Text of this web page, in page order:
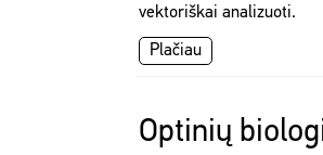
vektoriškai analizuoti.
Plačiau
Optinių